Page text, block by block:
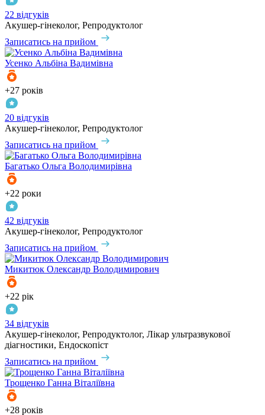
22 відгуків
Акушер-гінеколог, Репродуктолог
Записатись на прийом
Усенко Альбіна Вадимівна
+27 років
20 відгуків
Акушер-гінеколог, Репродуктолог
Записатись на прийом
Багатько Ольга Володимирівна
+22 роки
42 відгуків
Акушер-гінеколог, Репродуктолог
Записатись на прийом
Микитюк Олександр Володимирович
+22 рік
34 відгуків
Акушер-гінеколог, Репродуктолог, Лікар ультразвукової
діагностики, Ендоскопіст
Записатись на прийом
Трощенко Ганна Віталіївна
+28 років